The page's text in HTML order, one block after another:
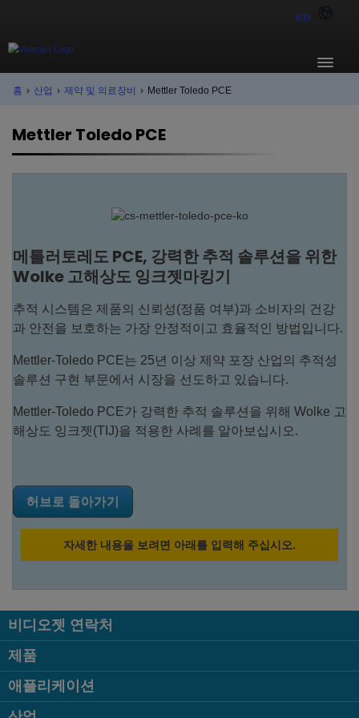
KR
홈 › 산업 › 제약 및 의료장비 › Mettler Toledo PCE
Mettler Toledo PCE
메틀러토레도 PCE, 강력한 추적 솔루션을 위한
Wolke 고해상도 잉크젯마킹기
추적 시스템은 제품의 신뢰성(정품 여부)과 소비자의 건강
과 안전을 보호하는 가장 안정적이고 효율적인 방법입니다.
Mettler-Toledo PCE는 25년 이상 제약 포장 산업의 추적성
솔루션 구현 부문에서 시장을 선도하고 있습니다.
Mettler-Toledo PCE가 강력한 추적 솔루션을 위해 Wolke 고
해상도 잉크젯(TIJ)을 적용한 사례를 알아보십시오.
허브로 돌아가기
자세한 내용을 보려면 아래를 입력해 주십시오.
비디오젯 연락처
제품
애플리케이션